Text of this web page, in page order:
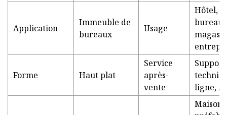
Application
Immeuble de
bureaux
Usage
Hôtel,
bureau,
Forme Haut plat
Service
après-
vente
Support
ligne,
Maison